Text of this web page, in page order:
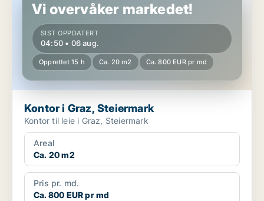
Vi overvåker markedet!
SIST OPPDATERT
04:50 • 06 aug.
Opprettet 15 h Ca. 20 m2 Ca. 800 EUR pr md
Kontor i Graz, Steiermark
Kontor til leie i Graz, Steiermark
Areal
Ca. 20 m2
Pris pr. md.
Ca. 800 EUR pr md